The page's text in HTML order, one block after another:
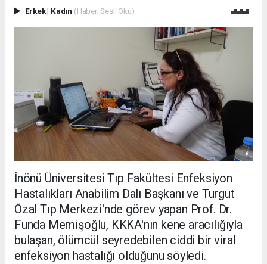
Erkek| Kadın (Haberi Sesli Oku)
İnönü Üniversitesi Tıp Fakültesi Enfeksiyon
Hastalıkları Anabilim Dalı Başkanı ve Turgut
Özal Tıp Merkezi'nde görev yapan Prof. Dr.
Funda Memişoğlu, KKKA'nın kene aracılığıyla
bulaşan, ölümcül seyredebilen ciddi bir viral
enfeksiyon hastalığı olduğunu söyledi.